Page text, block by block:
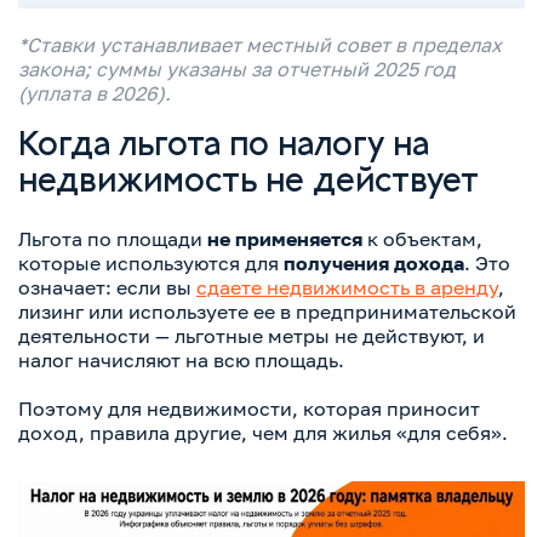
*Ставки устанавливает местный совет в пределах
закона; суммы указаны за отчетный 2025 год
(уплата в 2026).
Когда льгота по налогу на
недвижимость не действует
Льгота по площади не применяется к объектам,
которые используются для получения дохода. Это
означает: если вы сдаете недвижимость в аренду,
лизинг или используете ее в предпринимательской
деятельности — льготные метры не действуют, и
налог начисляют на всю площадь.
Поэтому для недвижимости, которая приносит
доход, правила другие, чем для жилья «для себя».